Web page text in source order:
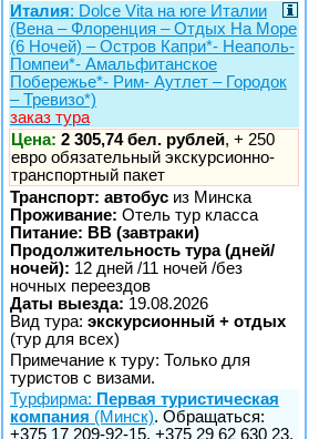
Италия: Dolce Vita на юге Италии
(Вена – Флоренция – Отдых На Море
(6 Ночей) – Остров Капри*- Неаполь-
Помпеи*- Амальфитанское
Побережье*- Рим- Аутлет – Городок
– Тревизо*)
заказ тура
Цена: 2 305,74 бел. рублей, + 250
евро обязательный экскурсионно-
транспортный пакет
Транспорт: автобус из Минска
Проживание: Отель тур класса
Питание: BB (завтраки)
Продолжительность тура (дней/
ночей): 12 дней /11 ночей /без
ночных переездов
Даты выезда: 19.08.2026
Вид тура: экскурсионный + отдых
(тур для всех)
Примечание к туру: Только для
туристов с визами.
Турфирма: Первая туристическая
компания (Минск). Обращаться:
+375 17 209-92-15, +375 29 62 630 23,